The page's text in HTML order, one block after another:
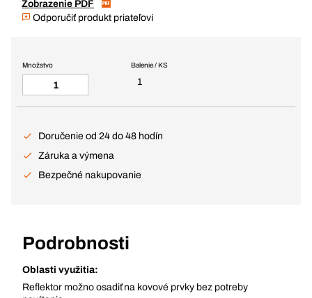
Zobrazenie PDF
Odporučiť produkt priateľovi
Balenie / KS
1
Množstvo
Doručenie od 24 do 48 hodín
Záruka a výmena
Bezpečné nakupovanie
Podrobnosti
Oblasti využitia:
Reflektor možno osadiť na kovové prvky bez potreby